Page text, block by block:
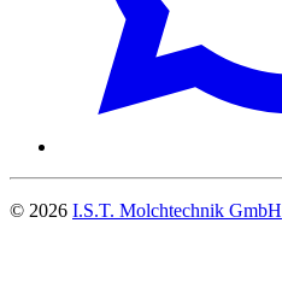
© 2026 I.S.T. Molchtechnik GmbH